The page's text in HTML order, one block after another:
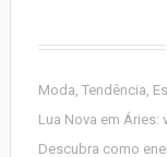
Moda, Tendência,
Lua Nova em Áries:
Descubra como